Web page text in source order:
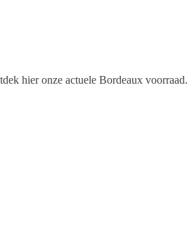
hier onze actuele Bordeaux voorraad.